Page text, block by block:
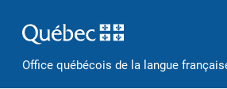
Office québécois de la langue